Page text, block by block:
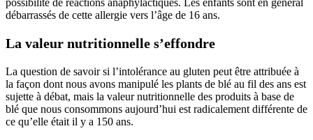
possibilité de réactions anaphylactiques. Les enfants sont en général
débarrassés de cette allergie vers l’âge de 16 ans.
La valeur nutritionnelle s’effondre
La question de savoir si l’intolérance au gluten peut être attribuée à
la façon dont nous avons manipulé les plants de blé au fil des ans est
sujette à débat, mais la valeur nutritionnelle des produits à base de
blé que nous consommons aujourd’hui est radicalement différente de
ce qu’elle était il y a 150 ans.